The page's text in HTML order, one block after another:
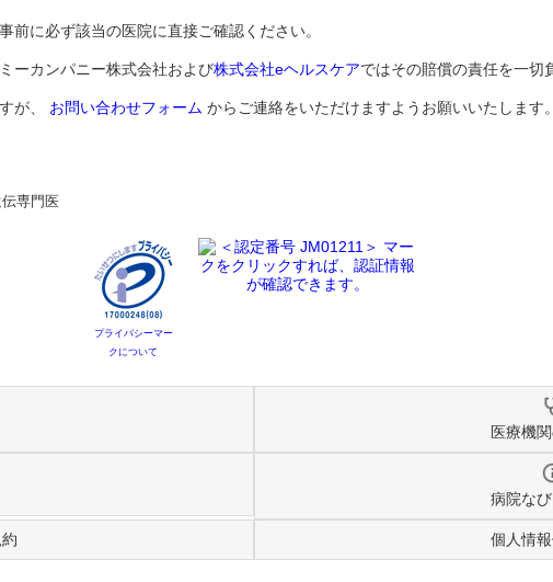
に必ず該当の医院に直接ご確認ください。
ーカンパニー株式会社および株式会社eヘルスケアではその賠償の責任を一切
が、 お問い合わせフォーム からご連絡をいただけますようお願いいたします。
専門医
プライバシーマー
クについて
医療機
病院な
個人情